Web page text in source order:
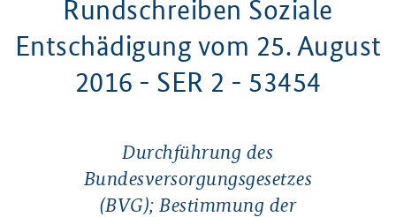
Rundschreiben Soziale
Entschädigung vom 25. August
2016 - SER 2 - 53454
Durchführung des
Bundesversorgungsgesetzes
(BVG); Bestimmung der